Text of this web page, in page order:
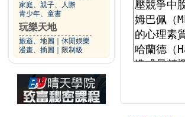
家庭、親子、人際
青少年、童書
玩樂天地
旅遊、地圖
休閒娛樂
漫畫、插圖
限制級